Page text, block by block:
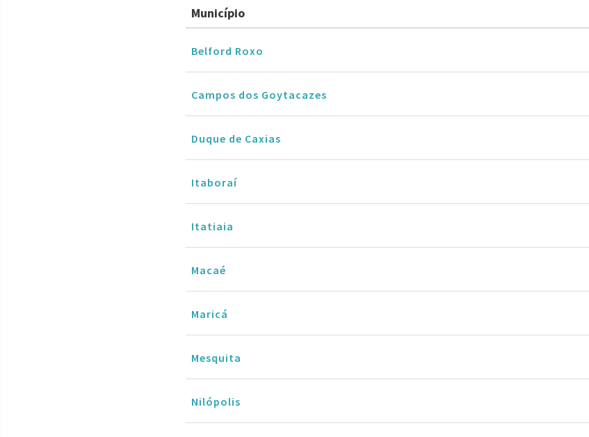
Município
Belford Roxo
Campos dos Goytacazes
Duque de Caxias
Itaboraí
Itatiaia
Macaé
Maricá
Mesquita
Nilópolis